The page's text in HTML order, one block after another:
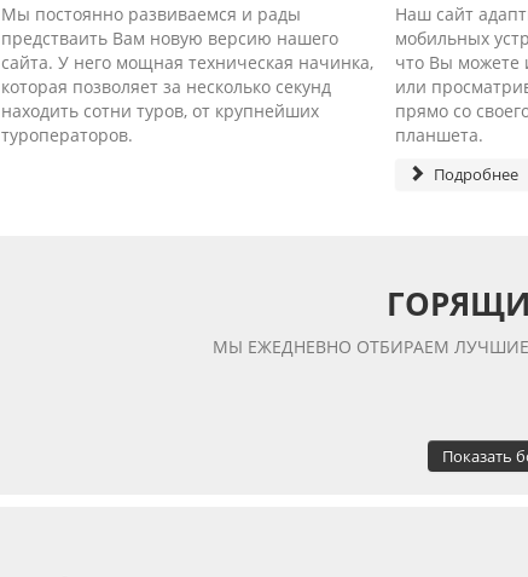
Мы постоянно развиваемся и рады
предстваить Вам новую версию нашего
сайта. У него мощная техническая начинка,
которая позволяет за несколько секунд
находить сотни туров, от крупнейших
туроператоров.
Наш сайт
мобильных
что Вы можете
или
прямо со
планшета.
Подробнее
МЫ ЕЖЕДНЕВНО ОТБИРАЕМ
Показать